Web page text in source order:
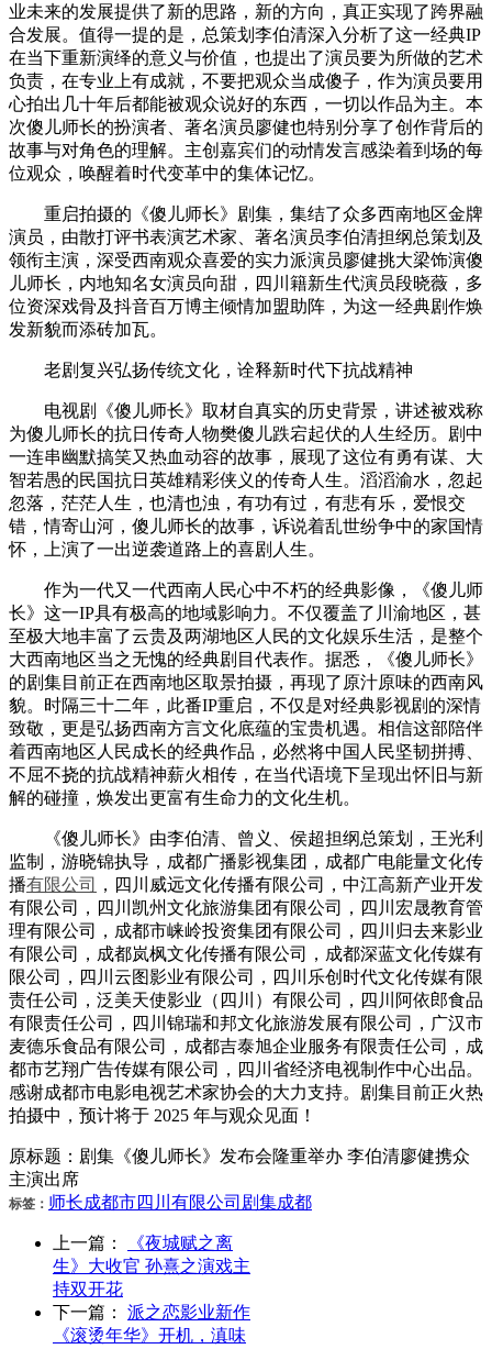
业未来的发展提供了新的思路，新的方向，真正实现了跨界融
合发展。值得一提的是，总策划李伯清深入分析了这一经典IP
在当下重新演绎的意义与价值，也提出了演员要为所做的艺术
负责，在专业上有成就，不要把观众当成傻子，作为演员要用
心拍出几十年后都能被观众说好的东西，一切以作品为主。本
次傻儿师长的扮演者、著名演员廖健也特别分享了创作背后的
故事与对角色的理解。主创嘉宾们的动情发言感染着到场的每
位观众，唤醒着时代变革中的集体记忆。
重启拍摄的《傻儿师长》剧集，集结了众多西南地区金牌
演员，由散打评书表演艺术家、著名演员李伯清担纲总策划及
领衔主演，深受西南观众喜爱的实力派演员廖健挑大梁饰演傻
儿师长，内地知名女演员向甜，四川籍新生代演员段晓薇，多
位资深戏骨及抖音百万博主倾情加盟助阵，为这一经典剧作焕
发新貌而添砖加瓦。
老剧复兴弘扬传统文化，诠释新时代下抗战精神
电视剧《傻儿师长》取材自真实的历史背景，讲述被戏称
为傻儿师长的抗日传奇人物樊傻儿跌宕起伏的人生经历。剧中
一连串幽默搞笑又热血动容的故事，展现了这位有勇有谋、大
智若愚的民国抗日英雄精彩侠义的传奇人生。滔滔渝水，忽起
忽落，茫茫人生，也清也浊，有功有过，有悲有乐，爱恨交
错，情寄山河，傻儿师长的故事，诉说着乱世纷争中的家国情
怀，上演了一出逆袭道路上的喜剧人生。
作为一代又一代西南人民心中不朽的经典影像，《傻儿师
长》这一IP具有极高的地域影响力。不仅覆盖了川渝地区，甚
至极大地丰富了云贵及两湖地区人民的文化娱乐生活，是整个
大西南地区当之无愧的经典剧目代表作。据悉，《傻儿师长》
的剧集目前正在西南地区取景拍摄，再现了原汁原味的西南风
貌。时隔三十二年，此番IP重启，不仅是对经典影视剧的深情
致敬，更是弘扬西南方言文化底蕴的宝贵机遇。相信这部陪伴
着西南地区人民成长的经典作品，必然将中国人民坚韧拼搏、
不屈不挠的抗战精神薪火相传，在当代语境下呈现出怀旧与新
解的碰撞，焕发出更富有生命力的文化生机。
《傻儿师长》由李伯清、曾义、侯超担纲总策划，王光利
监制，游晓锦执导，成都广播影视集团，成都广电能量文化传
播有限公司
，四川威远文化传播有限公司，中江高新产业开发
有限公司，四川凯州文化旅游集团有限公司，四川宏晟教育管
理有限公司，成都市崃岭投资集团有限公司，四川归去来影业
有限公司，成都岚枫文化传播有限公司，成都深蓝文化传媒有
限公司，四川云图影业有限公司，四川乐创时代文化传媒有限
责任公司，泛美天使影业（四川）有限公司，四川阿依郎食品
有限责任公司，四川锦瑞和邦文化旅游发展有限公司，广汉市
麦德乐食品有限公司，成都吉泰旭企业服务有限责任公司，成
都市艺翔广告传媒有限公司，四川省经济电视制作中心出品。
感谢成都市电影电视艺术家协会的大力支持。剧集目前正火热
拍摄中，预计将于 2025 年与观众见面！
原标题：剧集《傻儿师长》发布会隆重举办 李伯清廖健携众
主演出席
标签： 师长成都市四川 有限公司 剧集成都
上一篇：
《夜城赋之离
生》大收官 孙熹之演戏主
持双开花
下一篇：
派之恋影业新作
《滚烫年华》开机，滇味